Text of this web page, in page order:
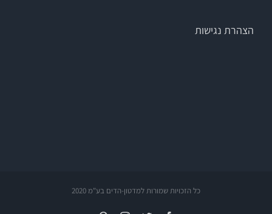
הצהרת נגישות
כל הזכויות שמורות למדטון-הדים בע"מ 2020